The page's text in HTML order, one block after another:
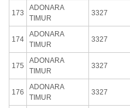
173
ADONARA
TIMUR
3327
174
ADONARA
TIMUR
3327
175
ADONARA
TIMUR
3327
176
ADONARA
TIMUR
3327